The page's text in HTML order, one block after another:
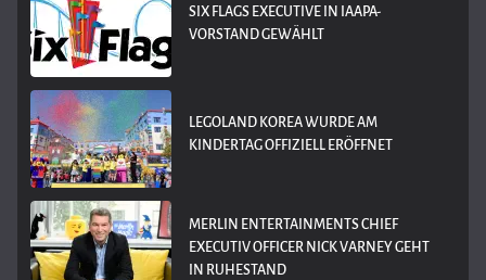
SIX FLAGS EXECUTIVE IN IAAPA-
VORSTAND GEWÄHLT
LEGOLAND KOREA WURDE AM
KINDERTAG OFFIZIELL ERÖFFNET
MERLIN ENTERTAINMENTS CHIEF
EXECUTIV OFFICER NICK VARNEY GEHT
IN RUHESTAND